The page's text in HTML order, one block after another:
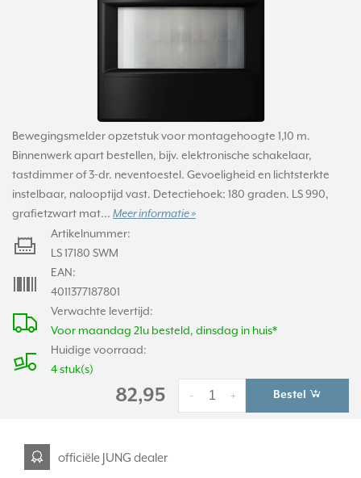
Bewegingsmelder opzetstuk voor montagehoogte 1,10 m.
Binnenwerk apart bestellen, bijv. elektronische schakelaar,
tastdimmer of 3-dr. neventoestel. Gevoeligheid en lichtsterkte
instelbaar, nalooptijd vast. Detectiehoek: 180 graden. LS 990,
grafietzwart mat... Meer informatie »
Verwachte levertijd:
Voor maandag 21u besteld, dinsdag in huis*
Huidige voorraad:
4 stuk(s)
Artikelnummer:
LS 17180 SWM
EAN:
4011377187801
82,95 +
- Bestel
officiële JUNG dealer